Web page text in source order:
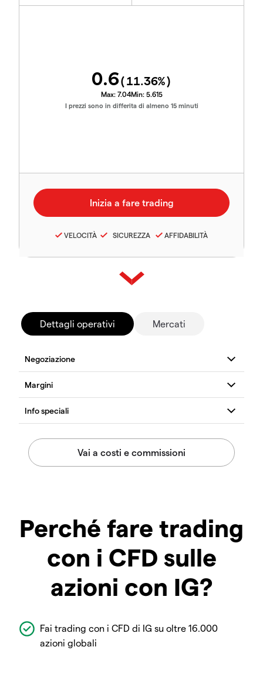
0.6(11.36%)
Max: 7.04Min: 5.615
I prezzi sono in differita di almeno 15 minuti
VELOCITÀ SICUREZZA AFFIDABILITÀ
Dettagli operativi Mercati
Perché fare trading
con i CFD sulle
azioni con IG?
Fai trading con i CFD di IG su oltre 16.000
azioni globali